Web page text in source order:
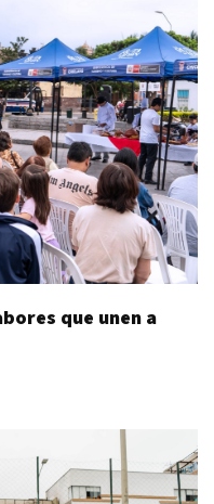
que unen a